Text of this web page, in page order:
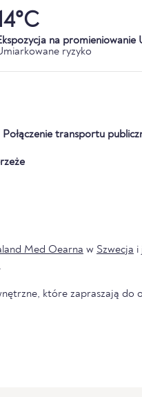
na promieniowanie
ryzyko
Połączenie transportu
Med Oearna w Szwecja i
.
które zapraszają do